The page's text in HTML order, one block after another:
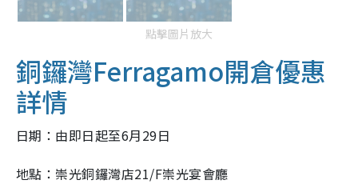
點擊圖片放大
銅鑼灣Ferragamo開倉優惠
詳情
日期：由即日起至6月29日
地點：崇光銅鑼灣店21/F崇光宴會廳